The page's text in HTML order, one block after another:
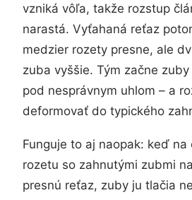
vzniká vôľa, takže rozstup
narastá. Vyťahaná reťaz
medzier rozety presne, ale
zuba vyššie. Tým začne
pod nesprávnym uhlom – a
deformovať do typického
Funguje to aj naopak: keď na
rozetu so zahnutými zubmi
presnú reťaz, zuby ju tlačia